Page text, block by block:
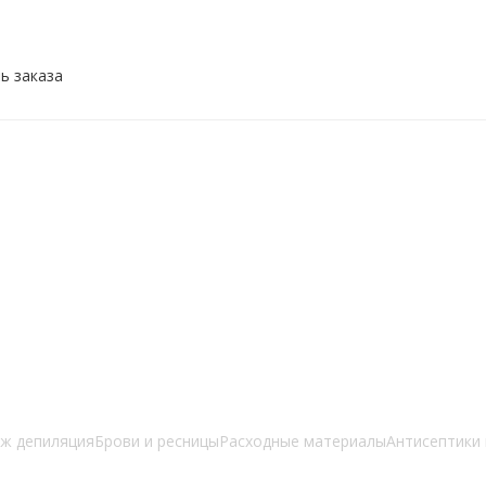
заказа
депиляцияБрови и ресницыРасходные материалыАнтисептики